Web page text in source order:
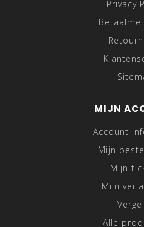
Privacy
MIJN
Account
Mijn
Mijn
Mijn
Alle